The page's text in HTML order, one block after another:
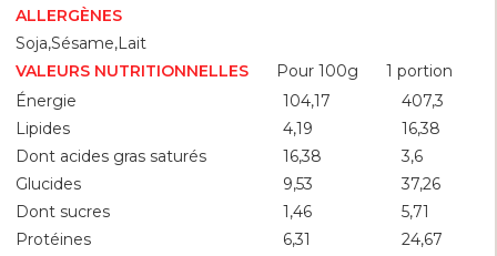
ALLERGÈNES
Soja,Sésame,Lait
VALEURS NUTRITIONNELLES
Pour 100g
1 portion
Énergie
Lipides
Dont acides gras saturés
Glucides
Dont sucres
Protéines
104,17
4,19
16,38
9,53
1,46
6,31
407,3
16,38
3,6
37,26
5,71
24,67